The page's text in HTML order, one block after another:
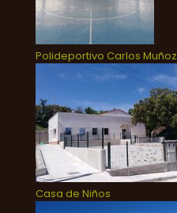
Polideportivo Carlos Muñoz
Casa de Niños